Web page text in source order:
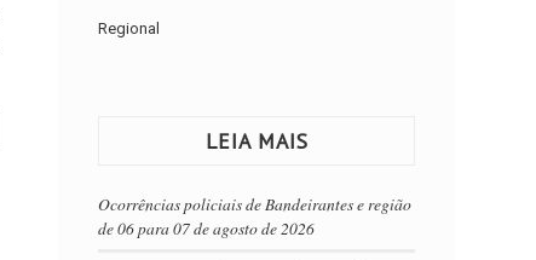
Regional
LEIA MAIS
Ocorrências policiais de Bandeirantes e região
de 06 para 07 de agosto de 2026